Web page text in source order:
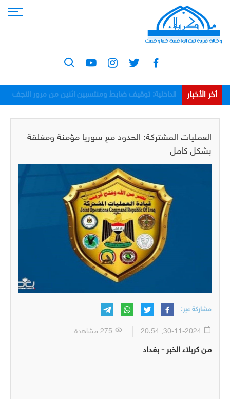
أخر الأخبار
الداخلية: توقيف ضابط ومنتسبين اثنين من مرور النجف
العمليات المشتركة: الحدود مع سوريا مؤمنة ومغلقة
بشكل كامل
مشاركة عبر:
من كربلاء الخبر - بغداد